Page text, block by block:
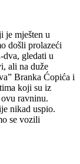
je mješten u
došli prolazeći
dva, gledati u
ali na duže
Branka Ćopića i
koji su iz
ravninu.
nikad uspio.
se vozili